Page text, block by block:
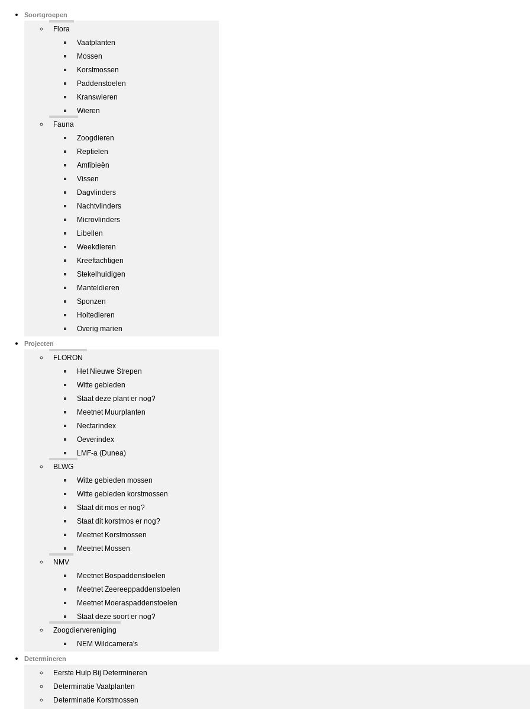
Soortgroepen
Flora
Vaatplanten
Mossen
Korstmossen
Paddenstoelen
Kranswieren
Wieren
Fauna
Zoogdieren
Reptielen
Amfibieën
Vissen
Dagvlinders
Nachtvlinders
Microvlinders
Libellen
Weekdieren
Kreeftachtigen
Stekelhuidigen
Manteldieren
Sponzen
Holtedieren
Overig marien
Projecten
FLORON
Het Nieuwe Strepen
Witte gebieden
Staat deze plant er nog?
Meetnet Muurplanten
Nectarindex
Oeverindex
LMF-a (Dunea)
BLWG
Witte gebieden mossen
Witte gebieden korstmossen
Staat dit mos er nog?
Staat dit korstmos er nog?
Meetnet Korstmossen
Meetnet Mossen
NMV
Meetnet Bospaddenstoelen
Meetnet Zeereeppaddenstoelen
Meetnet Moeraspaddenstoelen
Staat deze soort er nog?
Zoogdiervereniging
NEM Wildcamera's
Determineren
Eerste Hulp Bij Determineren
Determinatie Vaatplanten
Determinatie Korstmossen